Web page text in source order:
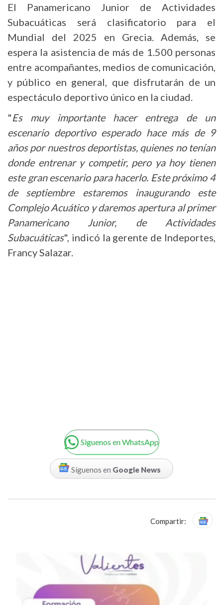
El Panamericano Junior de Actividades
Subacuáticas será clasificatorio para el
Mundial del 2025 en Grecia. Además, se
espera la asistencia de más de 1.500 personas
entre acompañantes, medios de comunicación,
y público en general, que disfrutarán de un
espectáculo deportivo único en la ciudad.
"Es muy importante hacer entrega de un
escenario deportivo esperado hace más de 9
años por nuestros deportistas, quienes no tenían
donde entrenar y competir, pero ya hoy tienen
este gran escenario para hacerlo. Este próximo 4
de septiembre estaremos inaugurando este
Complejo Acuático y daremos apertura al primer
Panamericano Junior, de Actividades
Subacuáticas", indicó la gerente de Indeportes,
Francy Salazar.
Siguenos en WhatsApp
Síguenos en Google News
Compartir: